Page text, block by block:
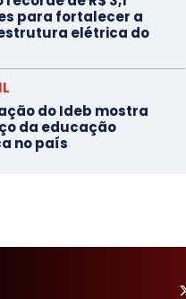
para fortalecer a
elétrica do
do Ideb mostra
da educação
no país